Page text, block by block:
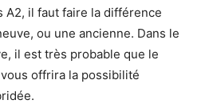
A2, il faut faire la différence
ou une ancienne. Dans le
il est très probable que le
offrira la possibilité